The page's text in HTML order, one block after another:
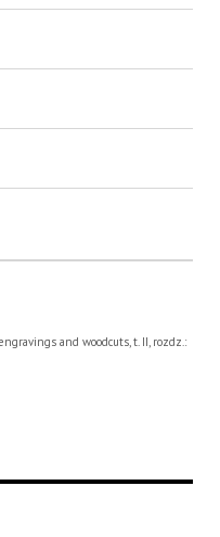
and woodcuts, t. II, rozdz.: